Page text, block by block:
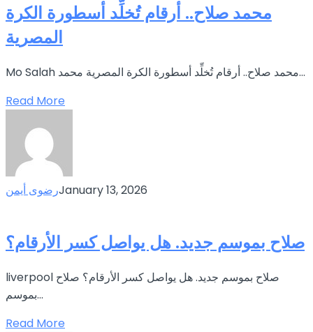
محمد صلاح.. أرقام تُخلِّد أسطورة الكرة
المصرية
Mo Salah محمد صلاح.. أرقام تُخلِّد أسطورة الكرة المصرية محمد...
Read More
رضوى أيمنJanuary 13, 2026
صلاح بموسم جديد. هل يواصل كسر الأرقام؟
liverpool صلاح بموسم جديد. هل يواصل كسر الأرقام؟ صلاح
بموسم...
Read More